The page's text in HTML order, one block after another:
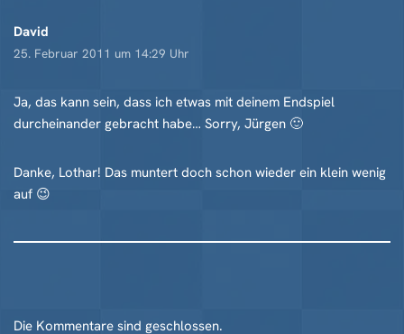
David
25. Februar 2011 um 14:29 Uhr
Ja, das kann sein, dass ich etwas mit deinem Endspiel
durcheinander gebracht habe… Sorry, Jürgen 🙂
Danke, Lothar! Das muntert doch schon wieder ein klein wenig
auf 😉
Die Kommentare sind geschlossen.